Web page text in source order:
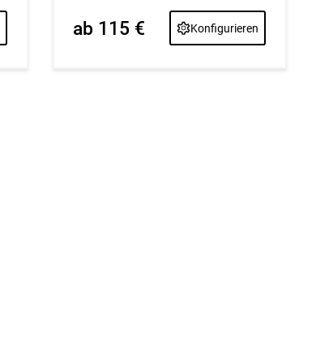
Konfigurieren
ab 115 €